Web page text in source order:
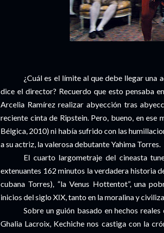
¿Cuál es el límite al que debe llegar
dice el director? Recuerdo que esto pensaba
Arcelia Ramírez realizar abyección tras
reciente cinta de Ripstein. Pero, bueno, en ese
Bélgica, 2010) ni había sufrido con las
a su actriz, la valerosa debutante Yahima Torres.
El cuarto largometraje del cineasta
extenuantes 162 minutos la verdadera historia
cubana Torres), “la Venus Hottentot”, una
inicios del siglo XIX, tanto en la moralina y
Sobre un guión basado en hechos
Ghalia Lacroix, Kechiche nos castiga con la